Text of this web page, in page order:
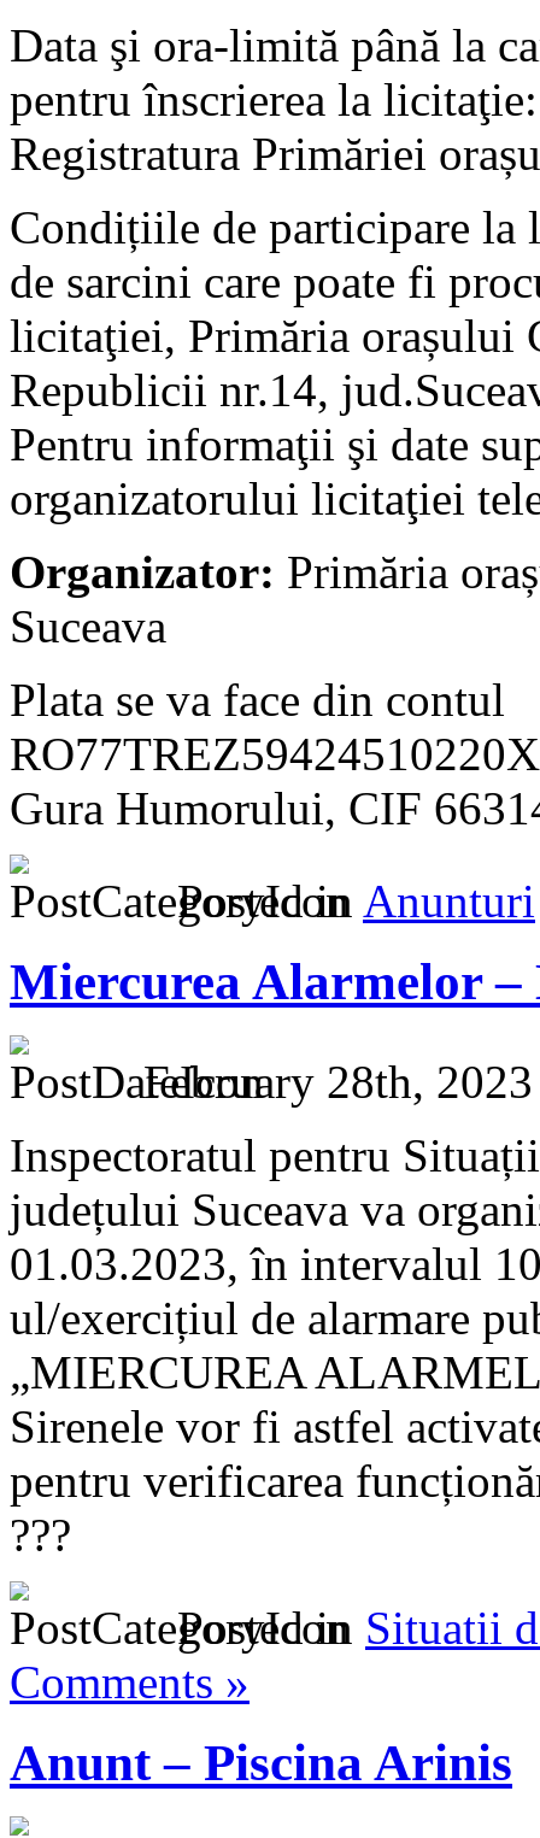
Data şi ora-limită până la
pentru înscrierea la
Registratura Primăriei
Condițiile de participare la
de sarcini care poate fi
licitaţiei, Primăria orașului
Republicii nr.14,
Pentru informaţii şi date
organizatorului licitaţiei
Organizator: Primăria
Suceava
Plata se va face din contul
Gura Humorului, CIF
Posted in Anunturi
Miercurea Alarmelor
February 28th,
Inspectoratul pentru
județului Suceava va
01.03.2023, în intervalul
ul/exercițiul de alarmare
„MIERCUREA
Sirenele vor fi astfel
pentru verificarea
???
Posted in Situatii
Comments »
Anunt – Piscina Arinis